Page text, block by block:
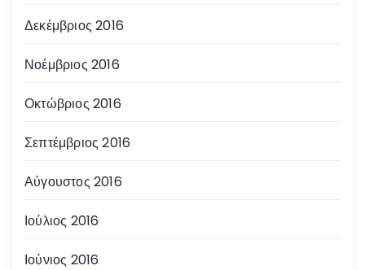
Δεκέμβριος 2016
Νοέμβριος 2016
Οκτώβριος 2016
Σεπτέμβριος 2016
Αύγουστος 2016
Ιούλιος 2016
Ιούνιος 2016